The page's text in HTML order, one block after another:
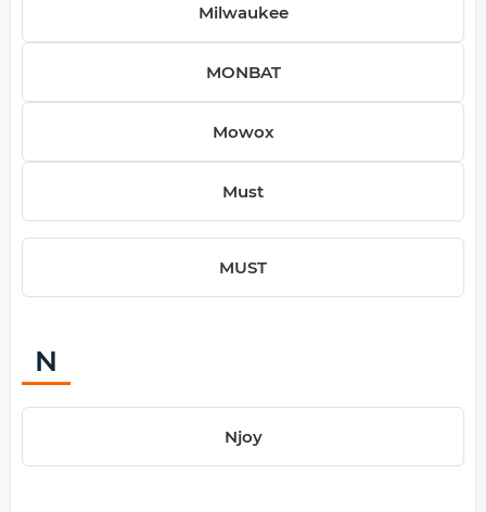
Milwaukee
MONBAT
Mowox
Must
MUST
N
Njoy